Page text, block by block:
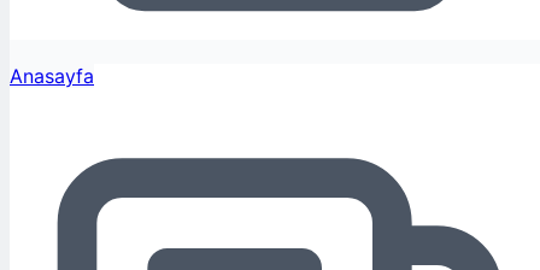
Anasayfa